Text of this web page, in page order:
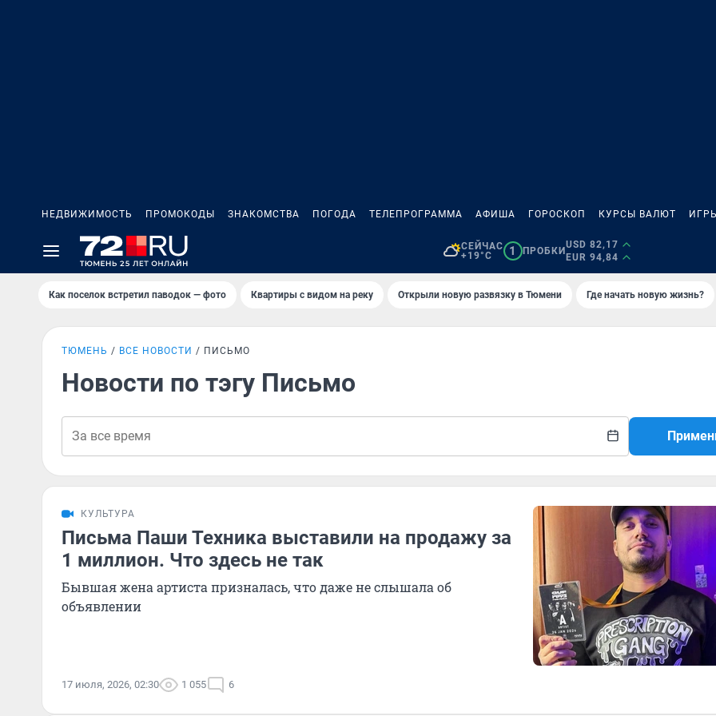
НЕДВИЖИМОСТЬ ПРОМОКОДЫ ЗНАКОМСТВА ПОГОДА ТЕЛЕПРОГРАММА АФИША ГОРОСКОП КУРСЫ ВАЛЮТ
СЕЙЧАС
+19°C
1 ПРОБКИ
USD 82,17
EUR 94,84
Как поселок встретил паводок — фото Квартиры с видом на реку Открыли новую развязку в Тюмени Где начать новую жизнь?
ТЮМЕНЬ ВСЕ НОВОСТИ ПИСЬМО
Новости по тэгу Письмо
КУЛЬТУРА
Письма Паши Техника выставили на продажу за
1 миллион. Что здесь не так
Бывшая жена артиста призналась, что даже не слышала об
объявлении
17 июля, 2026, 02:30 1 055 6